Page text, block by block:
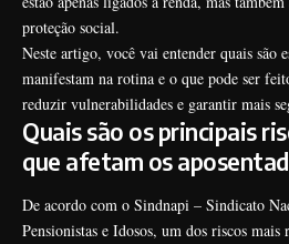
proteção social.
Neste artigo, você vai entender quais são
manifestam na rotina e o que pode ser
reduzir vulnerabilidades e garantir mais
Quais são os principais
que afetam os
De acordo com o Sindnapi – Sindicato
Pensionistas e Idosos, um dos riscos mais